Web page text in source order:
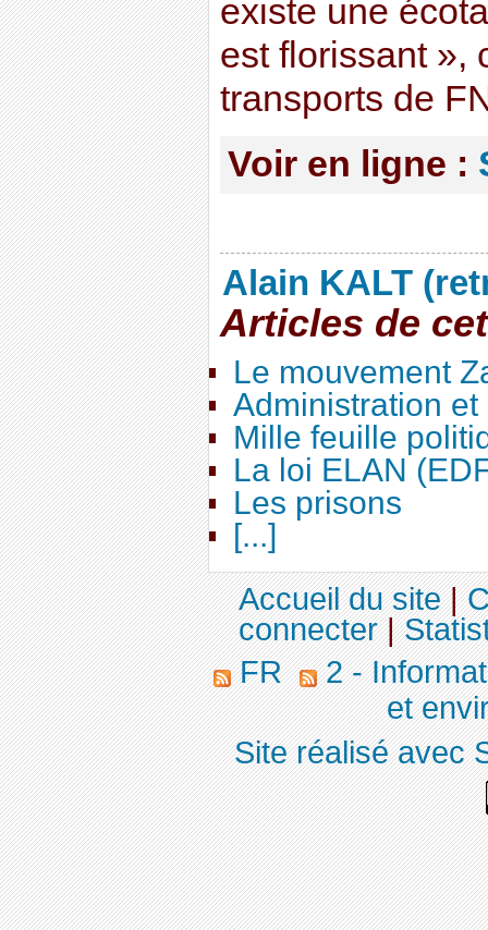
existe une
est florissant »,
transports de
Voir en ligne :
Alain KALT
Articles de
Le mouvement
Administration
Mille feuille
La loi ELAN
Les prisons
[...]
Accueil du site|
connecter|
FR
2 -
et
Site réalisé avec